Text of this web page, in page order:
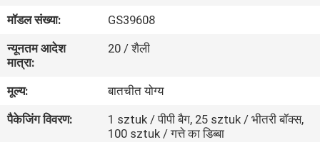
कारखाना
भ्रमण
गुणवत्ता
नियंत्रण
मॉडल संख्या:
GS39608
न्यूनतम आदेश
मात्रा:
20 / शैली
मूल्य:
बातचीत योग्य
पैकेजिंग विवरण:
1 sztuk / पीपी बैग, 25 sztuk / भीतरी बॉक्स,
100 sztuk / गत्ते का डिब्बा